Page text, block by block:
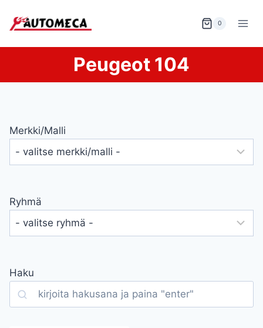
sisältöön
0
Peugeot 104
Merkki/malli
Ryhmä
Haku
Search